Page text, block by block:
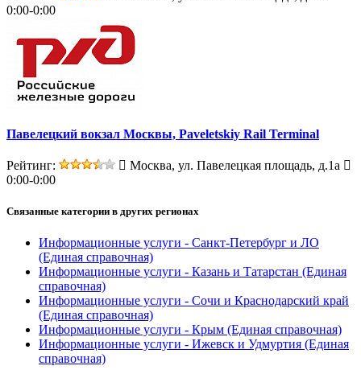
0:00-0:00
Павелецкий вокзал Москвы, Paveletskiy Rail Terminal
Рейтинг:
Москва, ул. Павелецкая площадь, д.1а
0:00-0:00
Связанные категории в других регионах
Информационные услуги - Санкт-Петербург и ЛО
(Единая справочная)
Информационные услуги - Казань и Татарстан (Единая
справочная)
Информационные услуги - Сочи и Краснодарский край
(Единая справочная)
Информационные услуги - Крым (Единая справочная)
Информационные услуги - Ижевск и Удмуртия (Единая
справочная)